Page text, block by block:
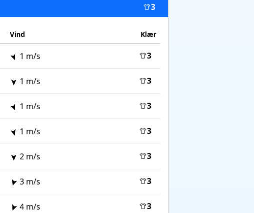
3
Vind Klær
1 m/s 3
1 m/s 3
1 m/s 3
1 m/s 3
2 m/s 3
3 m/s 3
4 m/s 3